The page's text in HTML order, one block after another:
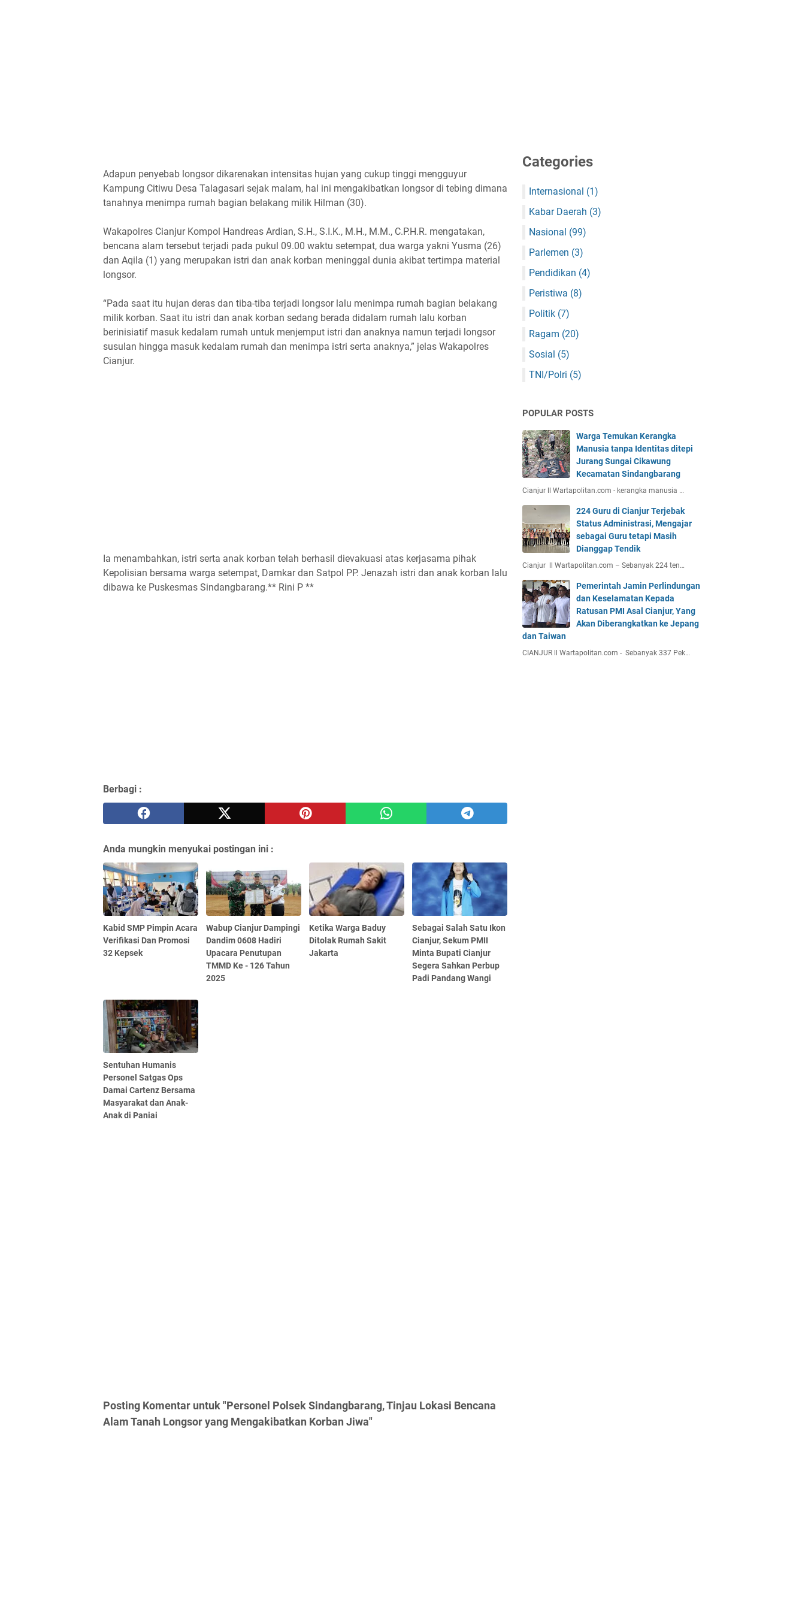
Adapun penyebab longsor dikarenakan intensitas hujan yang cukup tinggi mengguyur
Kampung Citiwu Desa Talagasari sejak malam, hal ini mengakibatkan longsor di tebing dimana
tanahnya menimpa rumah bagian belakang milik Hilman (30).
Wakapolres Cianjur Kompol Handreas Ardian, S.H., S.I.K., M.H., M.M., C.P.H.R. mengatakan,
bencana alam tersebut terjadi pada pukul 09.00 waktu setempat, dua warga yakni Yusma (26)
dan Aqila (1) yang merupakan istri dan anak korban meninggal dunia akibat tertimpa material
longsor.
“Pada saat itu hujan deras dan tiba-tiba terjadi longsor lalu menimpa rumah bagian belakang
milik korban. Saat itu istri dan anak korban sedang berada didalam rumah lalu korban
berinisiatif masuk kedalam rumah untuk menjemput istri dan anaknya namun terjadi longsor
susulan hingga masuk kedalam rumah dan menimpa istri serta anaknya,” jelas Wakapolres
Cianjur.
Ia menambahkan, istri serta anak korban telah berhasil dievakuasi atas kerjasama pihak
Kepolisian bersama warga setempat, Damkar dan Satpol PP. Jenazah istri dan anak korban lalu
dibawa ke Puskesmas Sindangbarang.** Rini P **
Berbagi :
Anda mungkin menyukai postingan ini :
Kabid SMP Pimpin Acara
Verifikasi Dan Promosi
32 Kepsek
Wabup Cianjur Dampingi
Dandim 0608 Hadiri
Upacara Penutupan
TMMD Ke - 126 Tahun
2025
Ketika Warga Baduy
Ditolak Rumah Sakit
Jakarta
Sebagai Salah Satu Ikon
Cianjur, Sekum PMII
Minta Bupati Cianjur
Segera Sahkan Perbup
Padi Pandang Wangi
Sentuhan Humanis
Personel Satgas Ops
Damai Cartenz Bersama
Masyarakat dan Anak-
Anak di Paniai
Posting Komentar untuk "Personel Polsek Sindangbarang, Tinjau Lokasi Bencana
Alam Tanah Longsor yang Mengakibatkan Korban Jiwa"
Categories
Internasional (1)
Kabar Daerah (3)
Nasional (99)
Parlemen (3)
Pendidikan (4)
Peristiwa (8)
Politik (7)
Ragam (20)
Sosial (5)
TNI/Polri (5)
POPULAR POSTS
Warga Temukan Kerangka
Manusia tanpa Identitas ditepi
Jurang Sungai Cikawung
Kecamatan Sindangbarang
Cianjur ll Wartapolitan.com - kerangka manusia …
224 Guru di Cianjur Terjebak
Status Administrasi, Mengajar
sebagai Guru tetapi Masih
Dianggap Tendik
Cianjur ll Wartapolitan.com – Sebanyak 224 ten…
Pemerintah Jamin Perlindungan
dan Keselamatan Kepada
Ratusan PMI Asal Cianjur, Yang
Akan Diberangkatkan ke Jepang
dan Taiwan
CIANJUR ll Wartapolitan.com - Sebanyak 337 Pek…